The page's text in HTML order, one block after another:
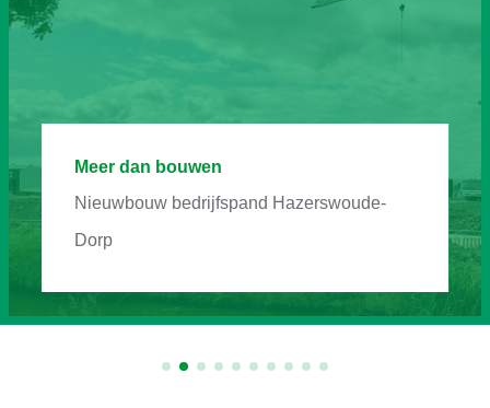
Meer dan bouwen
Nieuwbouw bedrijfspand Hazerswoude-
Dorp